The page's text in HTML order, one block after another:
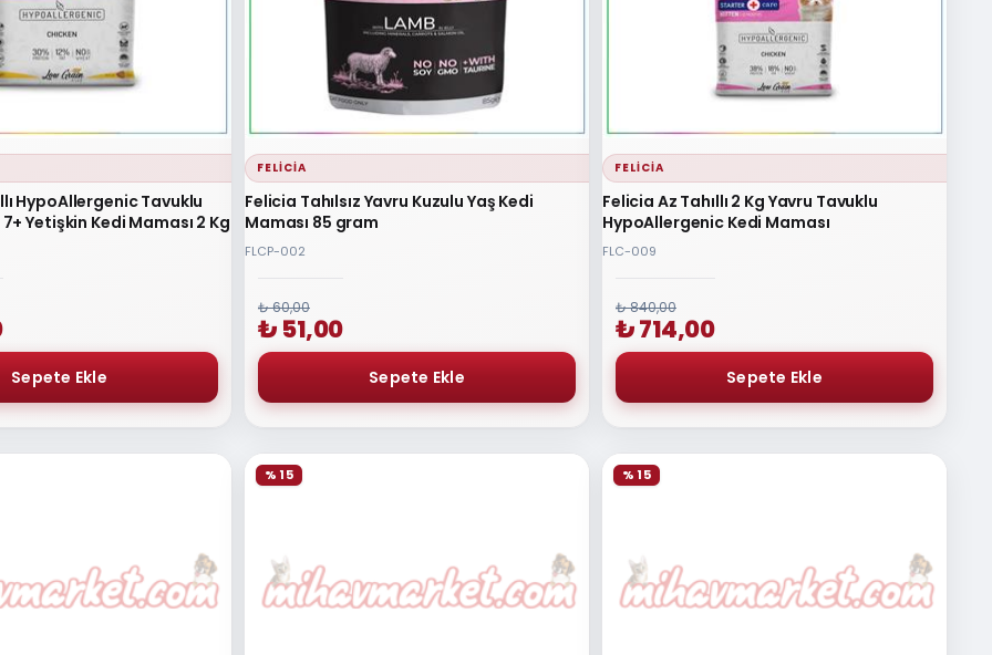
HypoAllergenic Tavuklu
7+ Yetişkin Kedi Maması 2 Kg
FELICIA
Felicia Tahılsız Yavru Kuzulu Yaş Kedi
Maması 85 gram
FLCP-002
₺ 60,00
₺ 51,00
FELICIA
Felicia Az Tahıllı 2 Kg Yavru Tavuklu
HypoAllergenic Kedi Maması
FLC-009
₺ 840,00
₺ 714,00
% 15 % 15